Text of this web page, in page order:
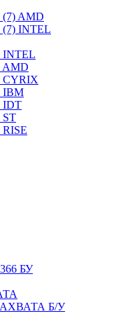
AMD
INTEL
БУ
Б/У